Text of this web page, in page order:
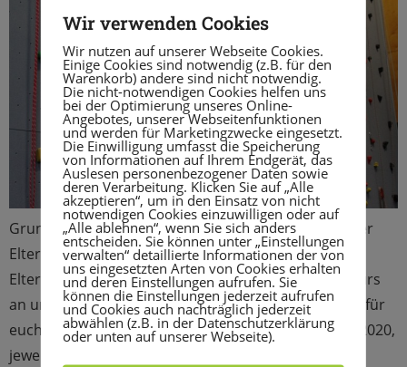
Grundkurs Toprope (Kinder von 9 bis 14 Jahren) oder
Eltern-Kind-Kletterkurs (Kinder 6-12 Jahre plus
Elternteil)? Im Januar 2020 bieten wir einen Kletterkurs
an und ihr könnt mit entscheiden, welchen Kurs wir für
euch anbieten sollen! Wann ? Freitags, 17.01.-31.01.2020,
jeweils 18.30-20.00 Uhr Nehmt einfach an unserer
Wir verwenden Cookies
Wir nutzen auf unserer Webseite Cookies.
Einige Cookies sind notwendig (z.B. für den
Warenkorb) andere sind nicht notwendig.
Die nicht-notwendigen Cookies helfen uns
bei der Optimierung unseres Online-
Angebotes, unserer Webseitenfunktionen
und werden für Marketingzwecke eingesetzt.
Die Einwilligung umfasst die Speicherung
von Informationen auf Ihrem Endgerät, das
Auslesen personenbezogener Daten sowie
deren Verarbeitung. Klicken Sie auf „Alle
akzeptieren“, um in den Einsatz von nicht
notwendigen Cookies einzuwilligen oder auf
„Alle ablehnen“, wenn Sie sich anders
entscheiden. Sie können unter „Einstellungen
verwalten“ detaillierte Informationen der von
uns eingesetzten Arten von Cookies erhalten
und deren Einstellungen aufrufen. Sie
können die Einstellungen jederzeit aufrufen
und Cookies auch nachträglich jederzeit
abwählen (z.B. in der Datenschutzerklärung
oder unten auf unserer Webseite).